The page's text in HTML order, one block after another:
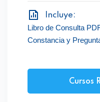
Incluye:
Libro de Consulta
Constancia y
Cursos